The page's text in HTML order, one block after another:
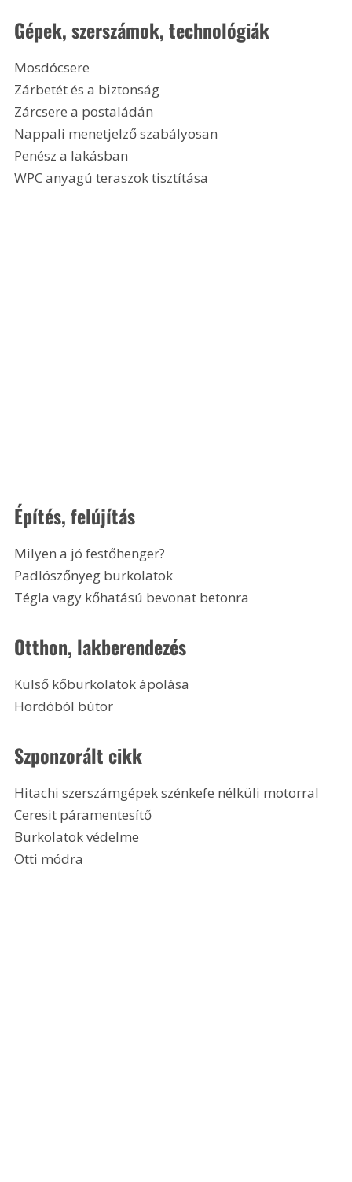
Gépek, szerszámok, technológiák
Mosdócsere
Zárbetét és a biztonság
Zárcsere a postaládán
Nappali menetjelző szabályosan
Penész a lakásban
WPC anyagú teraszok tisztítása
Építés, felújítás
Milyen a jó festőhenger?
Padlószőnyeg burkolatok
Tégla vagy kőhatású bevonat betonra
Otthon, lakberendezés
Külső kőburkolatok ápolása
Hordóból bútor
Szponzorált cikk
Hitachi szerszámgépek szénkefe nélküli motorral
Ceresit páramentesítő
Burkolatok védelme
Otti módra